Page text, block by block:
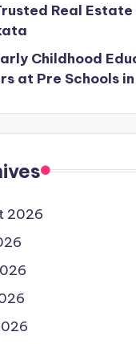
Real
Childhood
at Pre Schools
2026